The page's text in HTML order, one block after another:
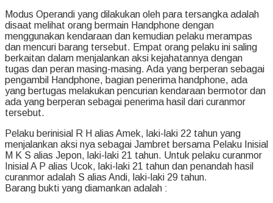
Modus Operandi yang dilakukan oleh para tersangka adalah
disaat melihat orang bermain Handphone dengan
menggunakan kendaraan dan kemudian pelaku merampas
dan mencuri barang tersebut. Empat orang pelaku ini saling
berkaitan dalam menjalankan aksi kejahatannya dengan
tugas dan peran masing-masing. Ada yang berperan sebagai
pengambil Handphone, bagian penerima handphone, ada
yang bertugas melakukan pencurian kendaraan bermotor dan
ada yang berperan sebagai penerima hasil dari curanmor
tersebut.
Pelaku berinisial R H alias Amek, laki-laki 22 tahun yang
menjalankan aksi nya sebagai Jambret bersama Pelaku Inisial
M K S alias Jepon, laki-laki 21 tahun. Untuk pelaku curanmor
Inisial A P alias Ucok, laki-laki 21 tahun dan penandah hasil
curanmor adalah S alias Andi, laki-laki 29 tahun.
Barang bukti yang diamankan adalah :